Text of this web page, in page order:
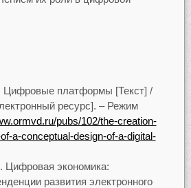
платформы [Текст] /
ресурс]. – Режим
pubs/102/the-creation-
a-conceptual-design-of-a-digital-
Цифровая экономика:
развития электронного